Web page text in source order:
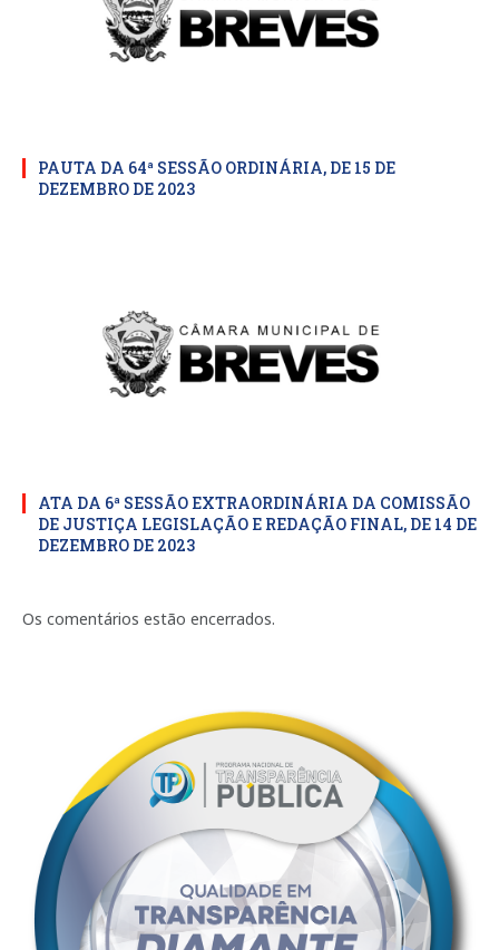
PAUTA DA 64ª SESSÃO ORDINÁRIA, DE 15 DE
DEZEMBRO DE 2023
ATA DA 6ª SESSÃO EXTRAORDINÁRIA DA COMISSÃO
DE JUSTIÇA LEGISLAÇÃO E REDAÇÃO FINAL, DE 14 DE
DEZEMBRO DE 2023
Os comentários estão encerrados.